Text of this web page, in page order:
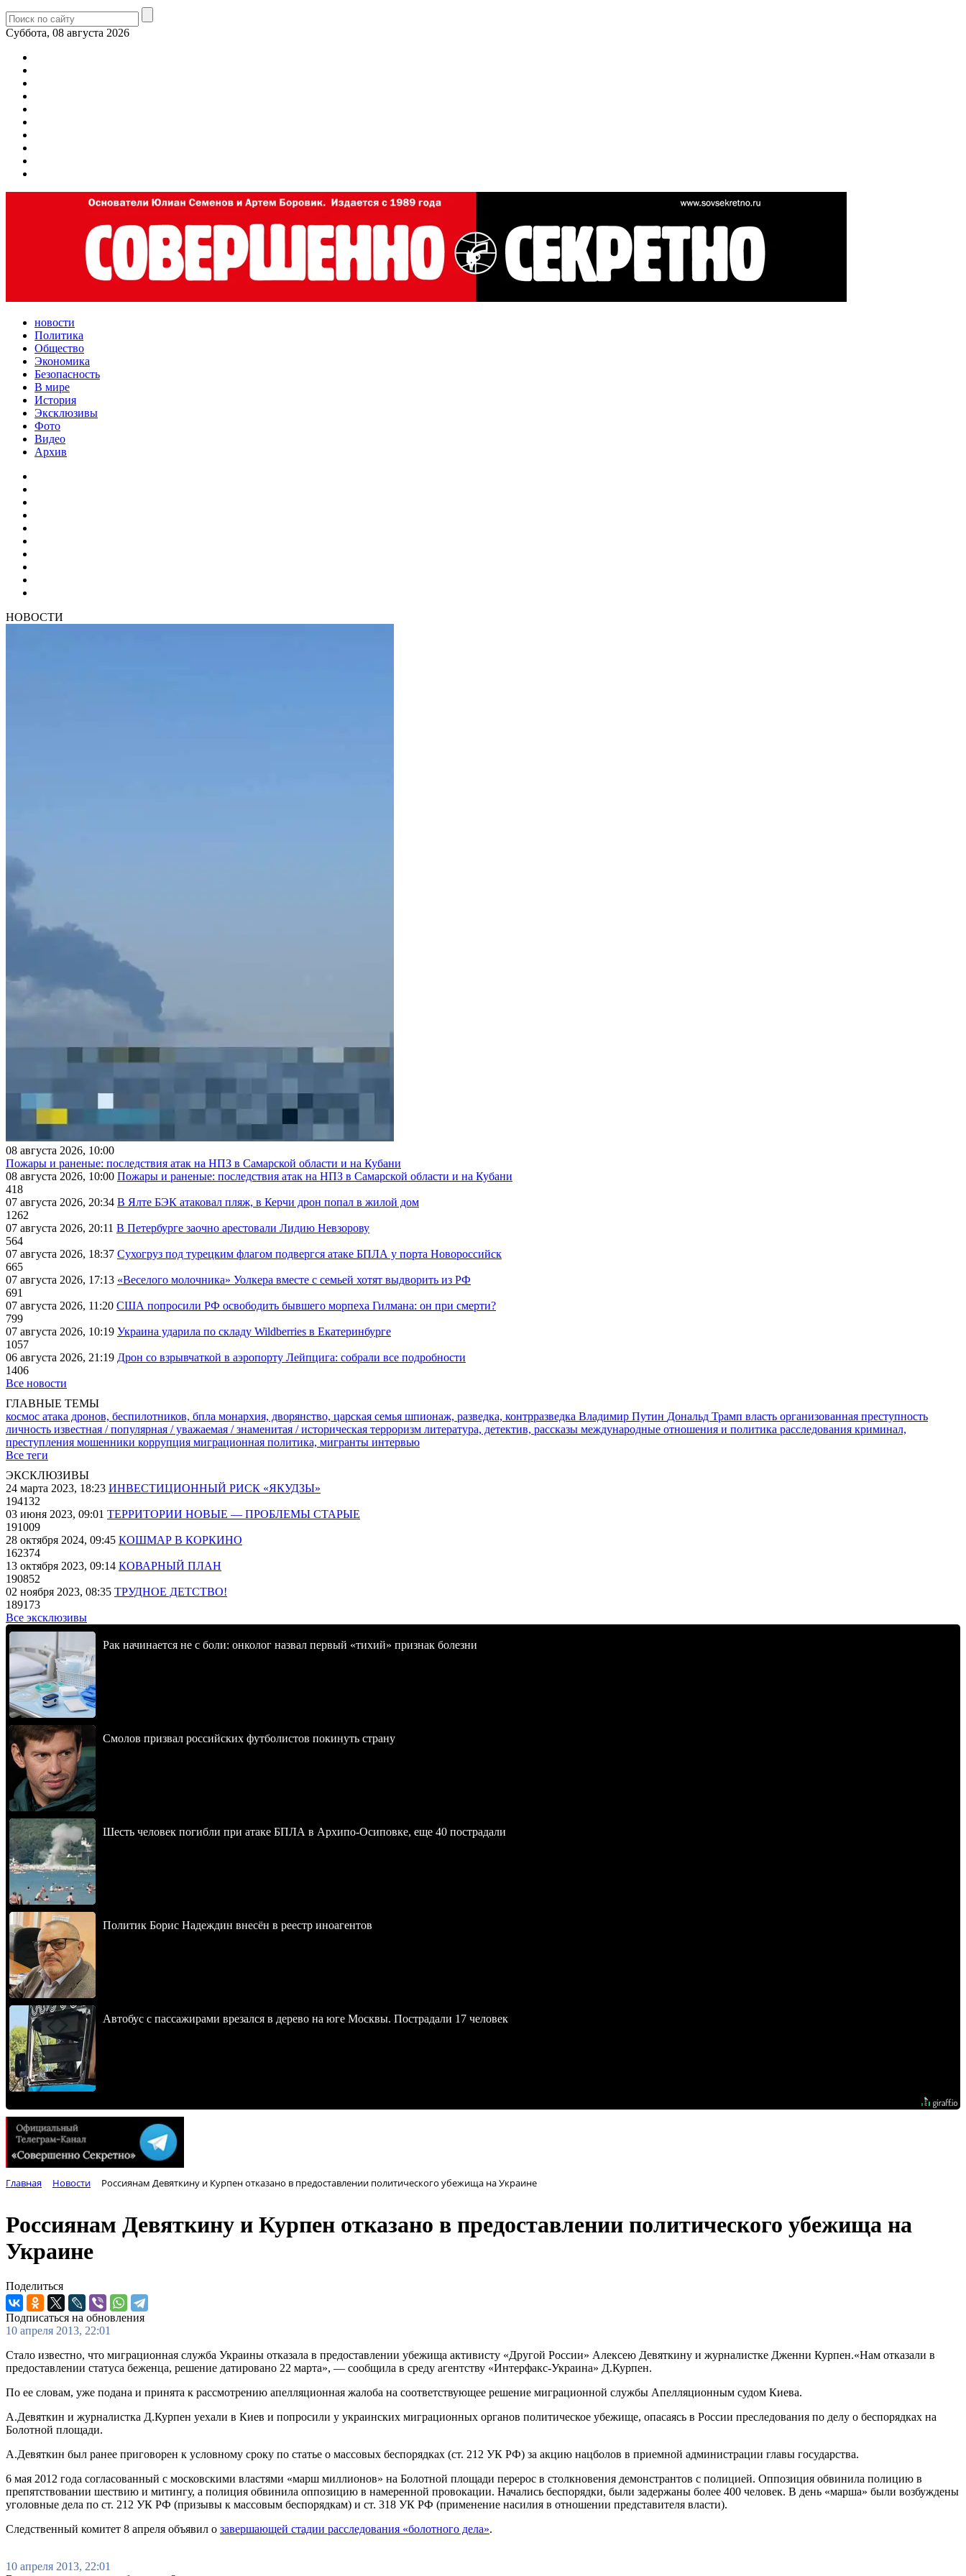
Суббота, 08 августа 2026
новости
Политика
Общество
Экономика
Безопасность
В мире
История
Эксклюзивы
Фото
Видео
Архив
НОВОСТИ
08 августа 2026, 10:00
Пожары и раненые: последствия атак на НПЗ в Самарской области и на Кубани
08 августа 2026, 10:00 Пожары и раненые: последствия атак на НПЗ в Самарской области и на Кубани
418
07 августа 2026, 20:34 В Ялте БЭК атаковал пляж, в Керчи дрон попал в жилой дом
1262
07 августа 2026, 20:11 В Петербурге заочно арестовали Лидию Невзорову
564
07 августа 2026, 18:37 Сухогруз под турецким флагом подвергся атаке БПЛА у порта Новороссийск
665
07 августа 2026, 17:13 «Веселого молочника» Уолкера вместе с семьей хотят выдворить из РФ
691
07 августа 2026, 11:20 США попросили РФ освободить бывшего морпеха Гилмана: он при смерти?
799
07 августа 2026, 10:19 Украина ударила по складу Wildberries в Екатеринбурге
1057
06 августа 2026, 21:19 Дрон со взрывчаткой в аэропорту Лейпцига: собрали все подробности
1406
Все новости
ГЛАВНЫЕ ТЕМЫ
космос атака дронов, беспилотников, бпла монархия, дворянство, царская семья шпионаж, разведка, контрразведка Владимир Путин Дональд Трамп власть организованная преступность
личность известная / популярная / уважаемая / знаменитая / историческая терроризм литература, детектив, рассказы международные отношения и политика расследования криминал,
преступления мошенники коррупция миграционная политика, мигранты интервью
Все теги
ЭКСКЛЮЗИВЫ
24 марта 2023, 18:23 ИНВЕСТИЦИОННЫЙ РИСК «ЯКУДЗЫ»
194132
03 июня 2023, 09:01 ТЕРРИТОРИИ НОВЫЕ — ПРОБЛЕМЫ СТАРЫЕ
191009
28 октября 2024, 09:45 КОШМАР В КОРКИНО
162374
13 октября 2023, 09:14 КОВАРНЫЙ ПЛАН
190852
02 ноября 2023, 08:35 ТРУДНОЕ ДЕТСТВО!
189173
Все эксклюзивы
Рак начинается не с боли: онколог назвал первый «тихий» признак болезни
Смолов призвал российских футболистов покинуть страну
Шесть человек погибли при атаке БПЛА в Архипо-Осиповке, еще 40 пострадали
Политик Борис Надеждин внесён в реестр иноагентов
Автобус с пассажирами врезался в дерево на юге Москвы. Пострадали 17 человек
Главная Новости Россиянам Девяткину и Курпен отказано в предоставлении политического убежища на Украине
Россиянам Девяткину и Курпен отказано в предоставлении политического убежища на
Украине
Поделиться
Подписаться на обновления
10 апреля 2013, 22:01
Стало известно, что миграционная служба Украины отказала в предоставлении убежища активисту «Другой России» Алексею Девяткину и журналистке Дженни Курпен.«Нам отказали в
предоставлении статуса беженца, решение датировано 22 марта», — сообщила в среду агентству «Интерфакс-Украина» Д.Курпен.
По ее словам, уже подана и принята к рассмотрению апелляционная жалоба на соответствующее решение миграционной службы Апелляционным судом Киева.
А.Девяткин и журналистка Д.Курпен уехали в Киев и попросили у украинских миграционных органов политическое убежище, опасаясь в России преследования по делу о беспорядках на
Болотной площади.
А.Девяткин был ранее приговорен к условному сроку по статье о массовых беспорядках (ст. 212 УК РФ) за акцию нацболов в приемной администрации главы государства.
6 мая 2012 года согласованный с московскими властями «марш миллионов» на Болотной площади перерос в столкновения демонстрантов с полицией. Оппозиция обвинила полицию в
препятствовании шествию и митингу, а полиция обвинила оппозицию в намеренной провокации. Начались беспорядки, были задержаны более 400 человек. В день «марша» были возбуждены
уголовные дела по ст. 212 УК РФ (призывы к массовым беспорядкам) и ст. 318 УК РФ (применение насилия в отношении представителя власти).
Следственный комитет 8 апреля объявил о завершающей стадии расследования «болотного дела».
10 апреля 2013, 22:01